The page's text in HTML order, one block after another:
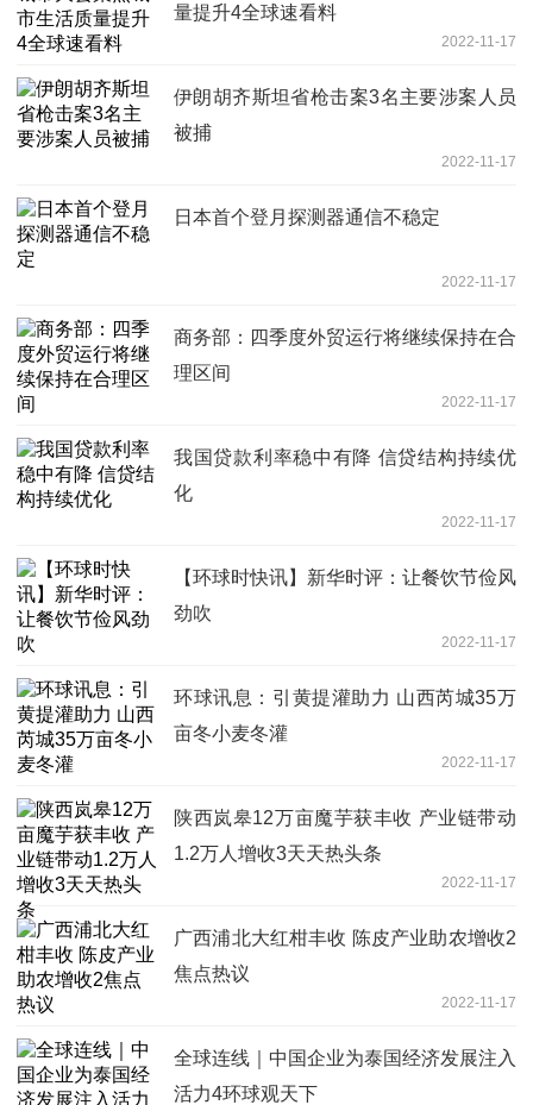
量提升4全球速看料
2022-11-17
伊朗胡齐斯坦省枪击案3名主要涉案人员
被捕
2022-11-17
日本首个登月探测器通信不稳定
2022-11-17
商务部：四季度外贸运行将继续保持在合
理区间
2022-11-17
我国贷款利率稳中有降 信贷结构持续优
化
2022-11-17
【环球时快讯】新华时评：让餐饮节俭风
劲吹
2022-11-17
环球讯息：引黄提灌助力 山西芮城35万
亩冬小麦冬灌
2022-11-17
陕西岚皋12万亩魔芋获丰收 产业链带动
1.2万人增收3天天热头条
2022-11-17
广西浦北大红柑丰收 陈皮产业助农增收2
焦点热议
2022-11-17
全球连线｜中国企业为泰国经济发展注入
活力4环球观天下